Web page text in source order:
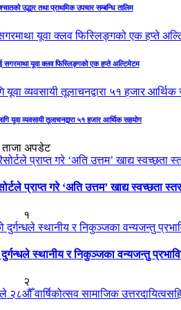
उद्धार तथा प्राथमिक उपचार सम्बन्धि तालिम
यूवा क्लव फिस्लिङ्गको एक हप्ते अल्टिमेटम
यूवा व्यवसायी तूलाचनद्वारा ५१ हजार आर्थिक सहयोग
ताजा अपडेट
प्राप्त गरे ‘अति उत्तम’ खाद्य स्वच्छता स्तर
१
स्थानीय र निकुञ्जका वन्यजन्तु
२